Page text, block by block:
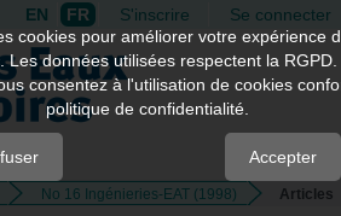
EN FR S'inscrire Se connecter
No 16 Ingénieries-EAT (1998) Articles
cookies pour améliorer votre expérience
Les données utilisées respectent la
consentez à l'utilisation de cookies
politique de confidentialité.
Accepter